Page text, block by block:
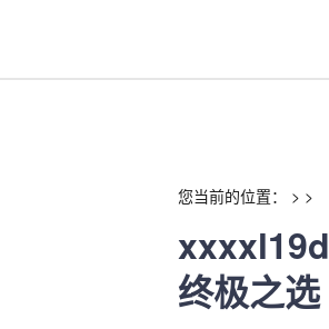
您当前的位置： > >
终极之选